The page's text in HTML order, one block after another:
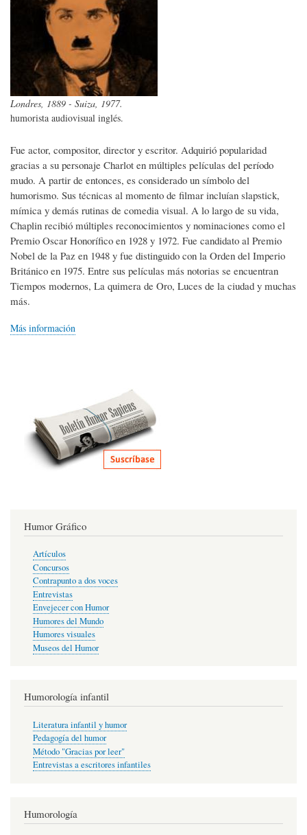
Londres, 1889 - Suiza, 1977.
humorista audiovisual inglés.
Fue actor, compositor, director y escritor. Adquirió popularidad
gracias a su personaje Charlot en múltiples películas del período
mudo. A partir de entonces, es considerado un símbolo del
humorismo. Sus técnicas al momento de filmar incluían slapstick,
mímica y demás rutinas de comedia visual. A lo largo de su vida,
Chaplin recibió múltiples reconocimientos y nominaciones como el
Premio Oscar Honorífico en 1928 y 1972. Fue candidato al Premio
Nobel de la Paz en 1948 y fue distinguido con la Orden del Imperio
Británico en 1975. Entre sus películas más notorias se encuentran
Tiempos modernos, La quimera de Oro, Luces de la ciudad y muchas
más.
Más información
Humor Gráfico
Artículos
Concursos
Contrapunto a dos voces
Entrevistas
Envejecer con Humor
Humores del Mundo
Humores visuales
Museos del Humor
Humorología infantil
Literatura infantil y humor
Pedagogía del humor
Método "Gracias por leer"
Entrevistas a escritores infantiles
Humorología